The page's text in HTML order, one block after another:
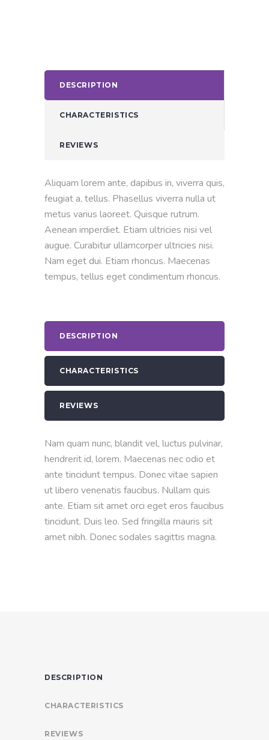
DESCRIPTION
CHARACTERISTICS
REVIEWS
Aliquam lorem ante, dapibus in, viverra quis,
feugiat a, tellus. Phasellus viverra nulla ut
metus varius laoreet. Quisque rutrum.
Aenean imperdiet. Etiam ultricies nisi vel
augue. Curabitur ullamcorper ultricies nisi.
Nam eget dui. Etiam rhoncus. Maecenas
tempus, tellus eget condimentum rhoncus.
DESCRIPTION
CHARACTERISTICS
REVIEWS
Nam quam nunc, blandit vel, luctus pulvinar,
hendrerit id, lorem. Maecenas nec odio et
ante tincidunt tempus. Donec vitae sapien
ut libero venenatis faucibus. Nullam quis
ante. Etiam sit amet orci eget eros faucibus
tincidunt. Duis leo. Sed fringilla mauris sit
amet nibh. Donec sodales sagittis magna.
DESCRIPTION
CHARACTERISTICS
REVIEWS